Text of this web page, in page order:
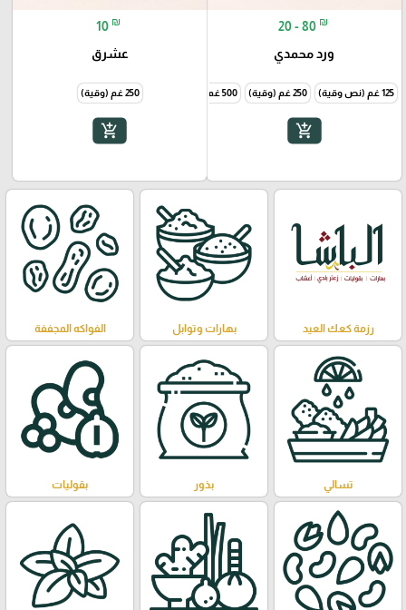
20 - 80 ₪
ورد محمدي
125 غم (نص وقية) 250 غم (وقية) 500 غم (نص كيلو)
add_shopping_cart
10 ₪
عشرق
250 غم (وقية)
add_shopping_cart
رزمة كعك العيد بهارات وتوابل الفواكه المجففة
تسالي بذور بقوليات